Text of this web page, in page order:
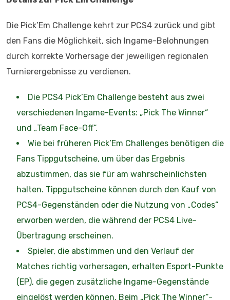
Die Pick’Em Challenge kehrt zur PCS4 zurück und gibt
den Fans die Möglichkeit, sich Ingame-Belohnungen
durch korrekte Vorhersage der jeweiligen regionalen
Turnierergebnisse zu verdienen.
Die PCS4 Pick’Em Challenge besteht aus zwei
verschiedenen Ingame-Events: „Pick The Winner“
und „Team Face-Off“.
Wie bei früheren Pick’Em Challenges benötigen die
Fans Tippgutscheine, um über das Ergebnis
abzustimmen, das sie für am wahrscheinlichsten
halten. Tippgutscheine können durch den Kauf von
PCS4-Gegenständen oder die Nutzung von „Codes“
erworben werden, die während der PCS4 Live-
Übertragung erscheinen.
Spieler, die abstimmen und den Verlauf der
Matches richtig vorhersagen, erhalten Esport-Punkte
(EP), die gegen zusätzliche Ingame-Gegenstände
eingelöst werden können. Beim „Pick The Winner“-